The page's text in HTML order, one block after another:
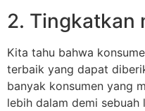
2. Tingkatkan
Kita tahu bahwa
terbaik yang dapat
banyak konsumen yang
lebih dalam demi